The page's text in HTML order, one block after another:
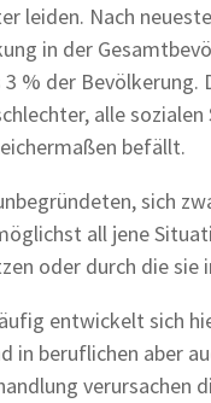
leiden. Nach
in der
% der Bevölkerung.
alle
befällt.
sich
all jene
oder durch die
entwickelt sich
in beruflichen aber
verursachen